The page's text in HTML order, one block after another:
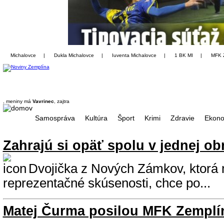
Michalovce | Dukla Michalovce | Iuventa Michalovce | 1 BK MI | MFK
, meniny má Vavrinec , zajtra
Samospráva Kultúra Šport Krimi Zdravie
Zahrajú si opäť spolu v jednej
Dvojička z Nových Zámkov, ktorá
reprezentačné skúsenosti, chce po...
Matej Čurma posilou MFK